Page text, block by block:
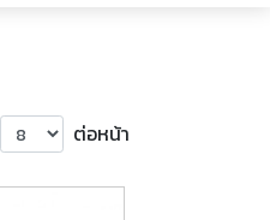
ต่อหน้า